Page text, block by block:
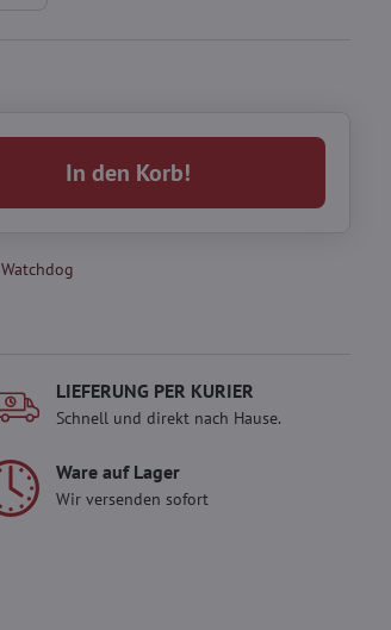
In den Korb!
Watchdog
LIEFERUNG PER KURIER
Schnell und direkt nach Hause.
Ware auf Lager
Wir versenden sofort